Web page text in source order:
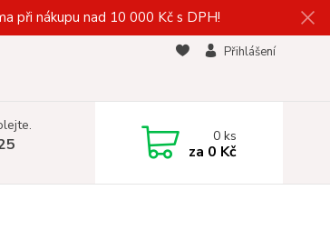
při nákupu nad 10 000 Kč s DPH!
Přihlášení
0ks
za 0 Kč